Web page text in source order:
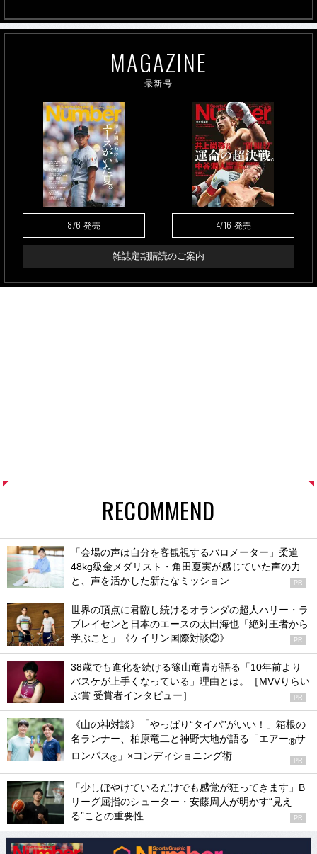
MAGAZINE
最新号
8/6 発売 4/16 発売
雑誌定期購読のご案内
RECOMMEND
「会場の声は自分を客観視するバロメーター」柔道
48kg級金メダリスト・角田夏実が感じていた声の力
と、声を活かした新たなミッション
PR
世界の頂点に君臨し続けるオランダの超人ハリー・ラ
ブレイセンと日本のエースの太田海也「絶対王者から
学ぶこと」《ケイリン国際対談②》
PR
38歳でも進化を続ける篠山竜青が語る「10年前より
バスケが上手くなっている」理由とは。［MVVりらい
ぶ賞 受賞者インタビュー］
PR
《山の神対談》「やっぱり“タイパ”がいい！」箱根の
名ランナー、柏原竜二と神野大地が語る「エアー®サ
ロンパス® 」×コンディショニング術 PR
「少しぼやけているだけでも感覚が狂ってきます」B
リーグ屈指のシューター・安藤周人が明かす“見え
る”ことの重要性
PR